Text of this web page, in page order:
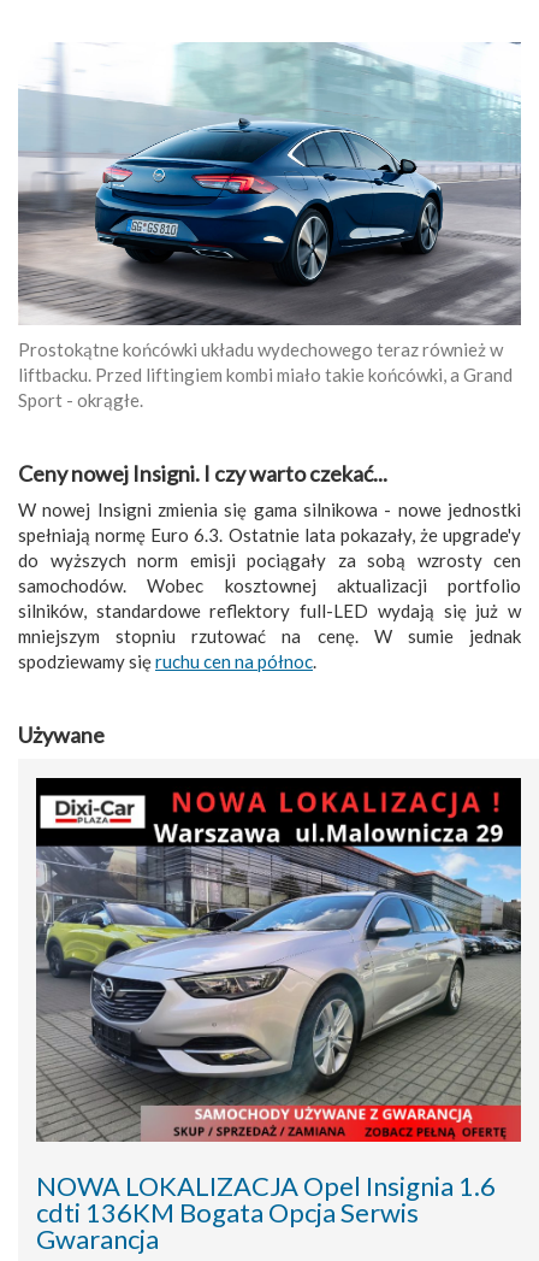
Prostokątne końcówki układu wydechowego teraz również w
liftbacku. Przed liftingiem kombi miało takie końcówki, a Grand
Sport - okrągłe.
Ceny nowej Insigni. I czy warto czekać...
W nowej Insigni zmienia się gama silnikowa - nowe jednostki
spełniają normę Euro 6.3. Ostatnie lata pokazały, że upgrade'y
do wyższych norm emisji pociągały za sobą wzrosty cen
samochodów. Wobec kosztownej aktualizacji portfolio
silników, standardowe reflektory full-LED wydają się już w
mniejszym stopniu rzutować na cenę. W sumie jednak
spodziewamy sięruchu cen na północ
Używane
NOWA LOKALIZACJA Opel Insignia 1.6
cdti 136KM Bogata Opcja Serwis
Gwarancja